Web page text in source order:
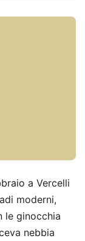
a Vercelli
moderni,
le ginocchia
nebbia